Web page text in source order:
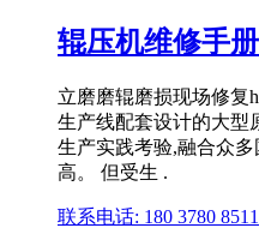
辊压机维修手
立磨磨辊磨损现场修复
生产线配套设计的大型
生产实践考验,融合众
高。 但受生 .
联系电话: 180 3780 8511